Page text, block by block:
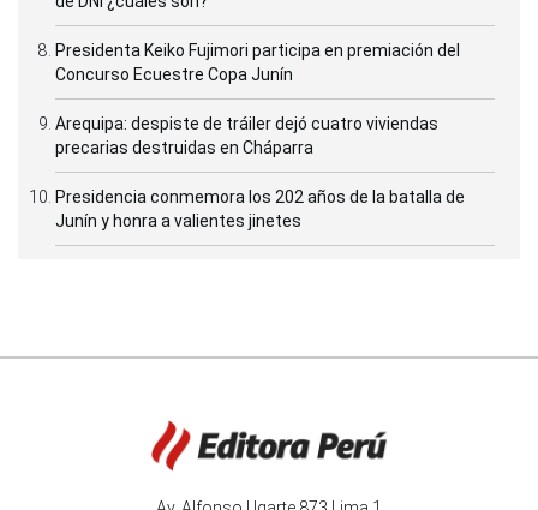
Presidenta Keiko Fujimori participa en premiación del
Concurso Ecuestre Copa Junín
Arequipa: despiste de tráiler dejó cuatro viviendas
precarias destruidas en Cháparra
Presidencia conmemora los 202 años de la batalla de
Junín y honra a valientes jinetes